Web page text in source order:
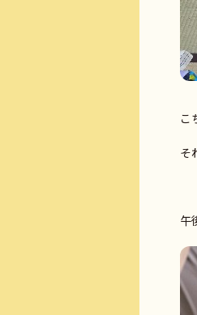
こ
そ
午